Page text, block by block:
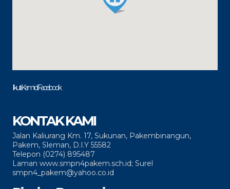
Ikuti Kami di Facebook
KONTAK KAMI
Jalan Kaliurang Km. 17, Sukunan, Pakembinangun,
Pakem, Sleman, D.I.Y 55582
Telepon (0274) 895487
Laman www.smpn4pakem.sch.id; Surel
smpn4_pakem@yahoo.co.id